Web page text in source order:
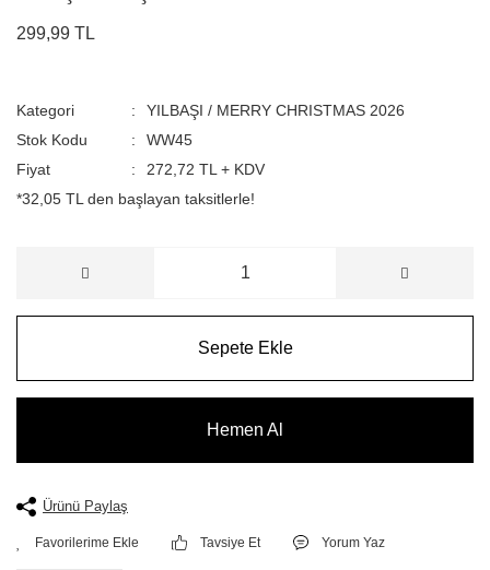
299,99 TL
Kategori
YILBAŞI / MERRY CHRISTMAS 2026
Stok Kodu
WW45
Fiyat
272,72 TL + KDV
*32,05 TL den başlayan taksitlerle!
Sepete Ekle
Hemen Al
Ürünü Paylaş
Tavsiye Et Yorum Yaz